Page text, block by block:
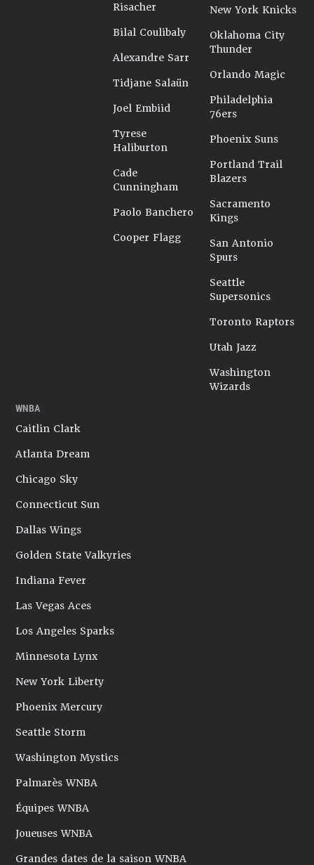
Risacher
Bilal Coulibaly
Alexandre Sarr
Tidjane Salaün
Joel Embiid
Tyrese
Haliburton
Cade
Cunningham
Paolo Banchero
Cooper Flagg
New York Knicks
Oklahoma City
Thunder
Orlando Magic
Philadelphia
76ers
Phoenix Suns
Portland Trail
Blazers
Sacramento
Kings
San Antonio
Spurs
Seattle
Supersonics
Toronto Raptors
Utah Jazz
Washington
Wizards
WNBA
Caitlin Clark
Atlanta Dream
Chicago Sky
Connecticut Sun
Dallas Wings
Golden State Valkyries
Indiana Fever
Las Vegas Aces
Los Angeles Sparks
Minnesota Lynx
New York Liberty
Phoenix Mercury
Seattle Storm
Washington Mystics
Palmarès WNBA
Équipes WNBA
Joueuses WNBA
Grandes dates de la saison WNBA